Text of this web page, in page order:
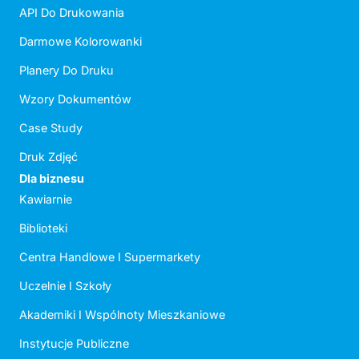
API Do Drukowania
Darmowe Kolorowanki
Planery Do Druku
Wzory Dokumentów
Case Study
Druk Zdjęć
Dla biznesu
Kawiarnie
Biblioteki
Centra Handlowe I Supermarkety
Uczelnie I Szkoły
Akademiki I Wspólnoty Mieszkaniowe
Instytucje Publiczne